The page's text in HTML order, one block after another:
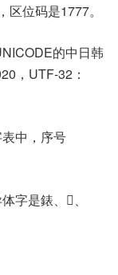
位码是1777。
的中日韩
，UTF-32：
中，序号
字是錶、𧘝、